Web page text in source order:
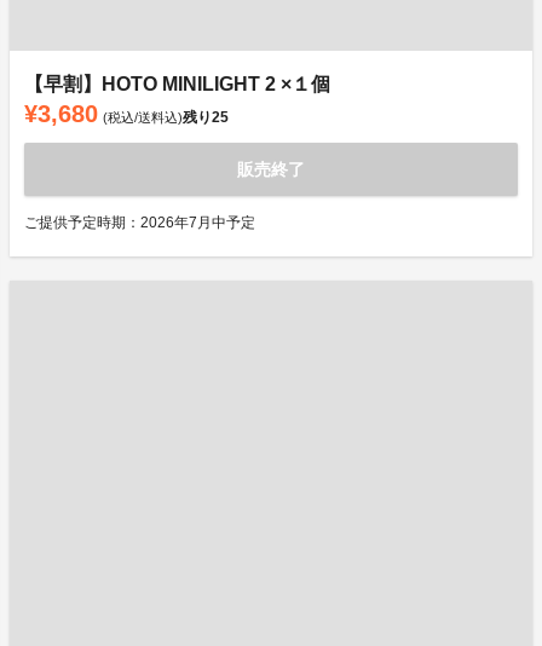
【早割】HOTO MINILIGHT 2 ×１個
¥3,680 (税込/送料込)残り25
販売終了
ご提供予定時期：2026年7月中予定